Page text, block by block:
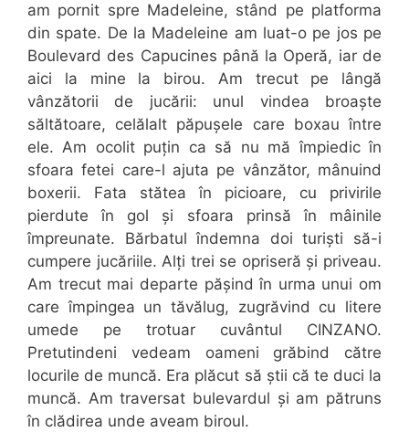
am pornit spre Madeleine, stând pe platforma
din spate. De la Madeleine am luat-o pe jos pe
Boulevard des Capucines până la Operă, iar de
aici la mine la birou. Am trecut pe lângă
vânzătorii de jucării: unul vindea broaște
săltătoare, celălalt păpușele care boxau între
ele. Am ocolit puțin ca să nu mă împiedic în
sfoara fetei care-l ajuta pe vânzător, mânuind
boxerii. Fata stătea în picioare, cu privirile
pierdute în gol și sfoara prinsă în mâinile
împreunate. Bărbatul îndemna doi turiști să-i
cumpere jucăriile. Alți trei se opriseră și priveau.
Am trecut mai departe pășind în urma unui om
care împingea un tăvălug, zugrăvind cu litere
umede pe trotuar cuvântul CINZANO.
Pretutindeni vedeam oameni grăbind către
locurile de muncă. Era plăcut să știi că te duci la
muncă. Am traversat bulevardul și am pătruns
în clădirea unde aveam biroul.